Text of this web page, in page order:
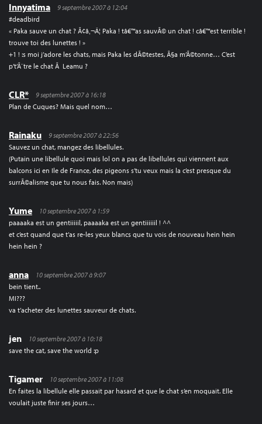
Innyatima
9 septembre 2007 à 12:04
#deadbird
« Paka sauve un chat ? Ã¢â‚¬Â¦ Paka ! tâ€™as sauvÃ© un chat ! câ€™est terrible !
trouve toi des lunettes ! »
+1 ! :s moi j’adore les chats, mais Paka les dÃ©testes, Ã§a m’Ã©tonne… C’est
p’t’Ã¨tre le chat Ã Leamu ?
CLR*
9 septembre 2007 à 16:18
Plan de Cuques? Mais quel nom…
Rainaku
9 septembre 2007 à 22:56
Sauvez un chat, mangez des libellules.
(Putain une libellule quoi mais lol on a pas de libellules qui viennent aux
balcons ici en Ile de France, des pigeons s’tu veux mais la c’est presque du
surrÃ©alisme que tu nous fais. Non mais)
Yume
10 septembre 2007 à 1:59
paaaaka est un gentiiiiil, paaaaka est un gentiiiiiil ! ^^
et c’est quand que t’as re-les yeux blancs que tu vois de nouveau hein hein
hein hein ?
anna
10 septembre 2007 à 9:07
bein tient..
MI???
va t’acheter des lunettes sauveur de chats.
jen
10 septembre 2007 à 10:18
save the cat, save the world :p
Tigamer
10 septembre 2007 à 11:08
En faites la libellule elle passait par hasard et que le chat s’en moquait. Elle
voulait juste finir ses jours…